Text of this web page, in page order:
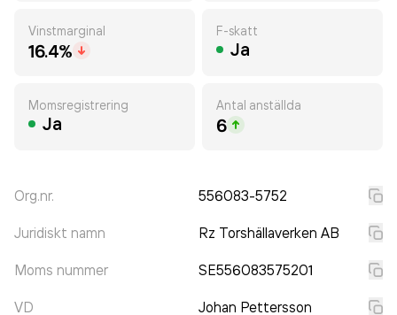
Vinstmarginal
16.4%
F-skatt
Ja
Momsregistrering
Ja
Antal anställda
6
Org.nr. 556083-5752
Juridiskt namn Rz Torshällaverken AB
Moms nummer SE556083575201
VD Johan Pettersson